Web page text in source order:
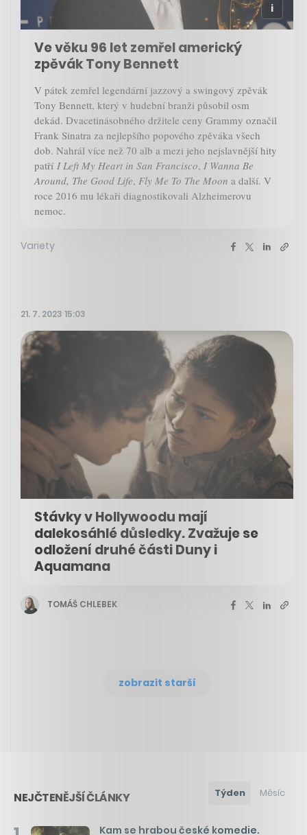
Ve věku 96 let zemřel americký
zpěvák Tony Bennett
V pátek zemřel legendární jazzový a swingový zpěvák
Tony Bennett, který v hudební branži působil osm
dekád. Dvacetinásobného držitele ceny Grammy označil
Frank Sinatra za nejlepšího popového zpěváka všech
dob. Nahrál více než 70 alb a mezi jeho nejslavnější hity
patří I Left My Heart in San Francisco, I Wanna Be
Around, The Good Life, Fly Me To The Moon a další. V
roce 2016 mu lékaři diagnostikovali Alzheimerovu
nemoc.
Variety
21. 7. 2023 15:03
Stávky v Hollywoodu mají
dalekosáhlé důsledky. Zvažuje se
odložení druhé části Duny i
Aquamana
TOMÁŠ CHLEBEK
zobrazit starší
NEJČTENĚJŠÍ ČLÁNKY Týden Měsíc
Kam se hrabou české komedie.